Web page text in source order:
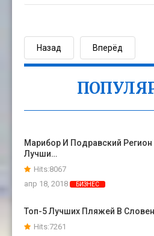
Назад Вперёд
Марибор И Подравский
Лучши…
Hits:8067
апр 18, 2018
БИЗНЕС
Топ-5 Лучших Пляжей В
Hits:7261